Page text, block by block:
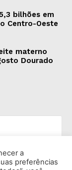
bilhões em
Centro-Oeste
materno
Dourado
a
preferências